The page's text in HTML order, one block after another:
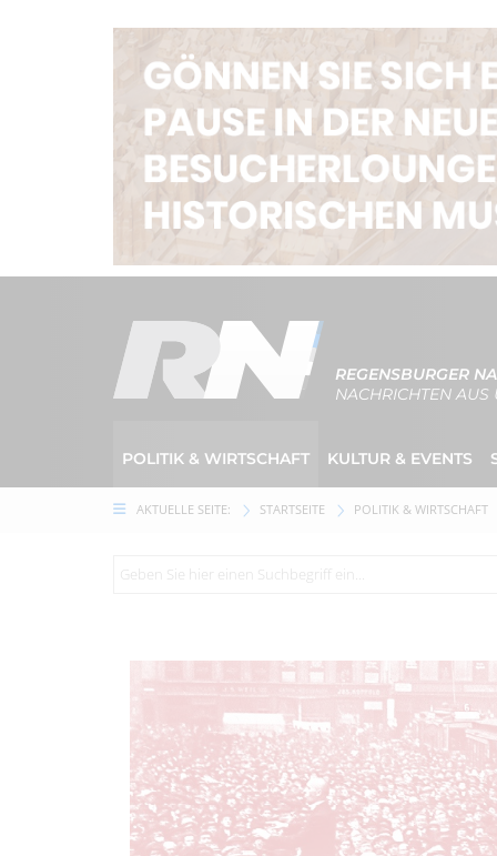
REGENSBURGER
NACHRICHTEN AUS
POLITIK & WIRTSCHAFT KULTUR & EVENTS
AKTUELLE SEITE: STARTSEITE POLITIK & WIRTSCHAFT